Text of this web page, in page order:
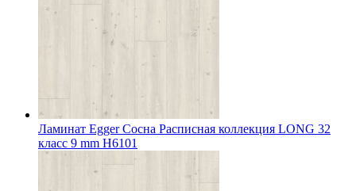
Ламинат Egger Сосна Расписная коллекция LONG 32
класс 9 mm H6101